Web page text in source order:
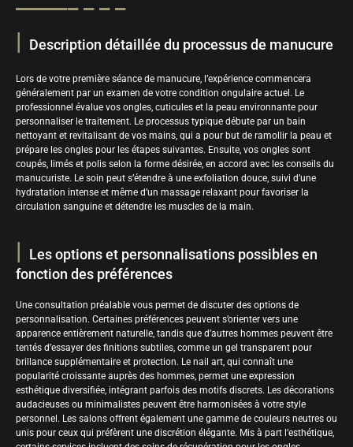
Description détaillée du processus de manucure
Lors de votre première séance de manucure, l’expérience commencera
généralement par un examen de votre condition ongulaire actuel. Le
professionnel évalue vos ongles, cuticules et la peau environnante pour
personnaliser le traitement. Le processus typique débute par un bain
nettoyant et revitalisant de vos mains, qui a pour but de ramollir la peau et
prépare les ongles pour les étapes suivantes. Ensuite, vos ongles sont
coupés, limés et polis selon la forme désirée, en accord avec les conseils du
manucuriste. Le soin peut s’étendre à une exfoliation douce, suivi d’une
hydratation intense et même d’un massage relaxant pour favoriser la
circulation sanguine et détendre les muscles de la main.
Les options et personnalisations possibles en
fonction des préférences
Une consultation préalable vous permet de discuter des options de
personnalisation. Certaines préférences peuvent s’orienter vers une
apparence entièrement naturelle, tandis que d’autres hommes peuvent être
tentés d’essayer des finitions subtiles, comme un gel transparent pour
brillance supplémentaire et protection. Le nail art, qui connaît une
popularité croissante auprès des hommes, permet une expression
esthétique diversifiée, intégrant parfois des motifs discrets. Les décorations
audacieuses ou minimalistes peuvent être harmonisées à votre style
personnel. Les salons offrent également une gamme de couleurs neutres ou
unis pour ceux qui préfèrent une discrétion élégante. Mis à part l’esthétique,